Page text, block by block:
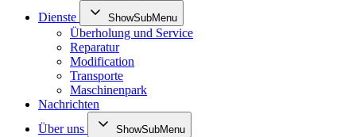
Dienste
ShowSubMenu
Überholung und Service
Reparatur
Modification
Transporte
Maschinenpark
Nachrichten
Über uns
ShowSubMenu